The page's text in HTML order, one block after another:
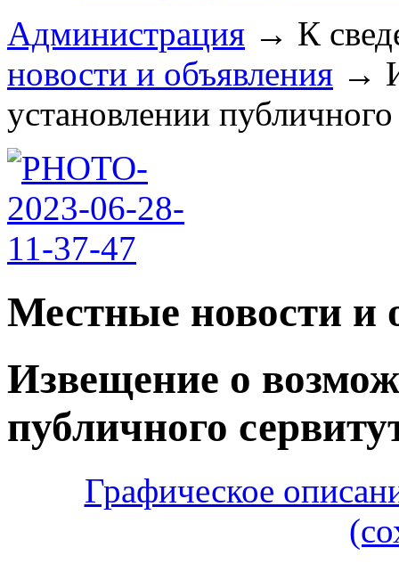
Администрация → К
новости и объявления →
установлении
Местные новости и
Извещение о
публичного
Графическое